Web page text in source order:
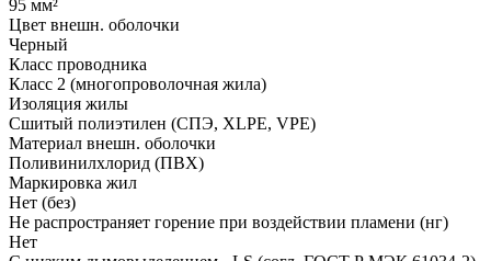
95 мм²
Цвет внешн. оболочки
Черный
Класс проводника
Класс 2 (многопроволочная жила)
Изоляция жилы
Сшитый полиэтилен (СПЭ, XLPE, VPE)
Материал внешн. оболочки
Поливинилхлорид (ПВХ)
Маркировка жил
Нет (без)
Не распространяет горение при воздействии пламени (нг)
Нет